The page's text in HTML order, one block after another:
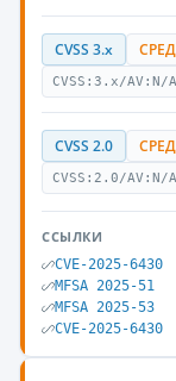
CVSS 3.x
CVSS:3.x/
CVSS 2.0
CVSS:2.0/
ССЫЛКИ
CVE-2025-6430
MFSA 2025-51
MFSA 2025-53
CVE-2025-6430